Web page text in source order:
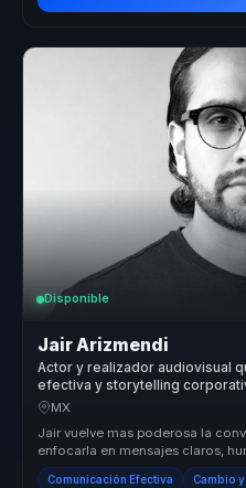
Disponible
Jair Arizmendi
Actor y realizador audiovisual
efectiva y storytelling
para empresas y equipos.
MX
Jair vuelve mas poderosa la
enfocarla en mensajes claros,
especialmente utiles p...
Comunicación Efectiva Cambio